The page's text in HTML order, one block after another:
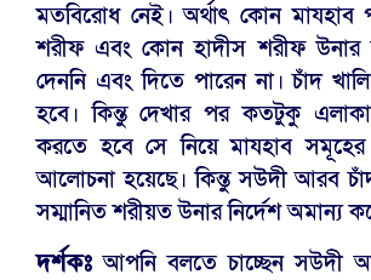
মতবিরোধ নেই। অর্থাৎ কোন মাযহাব
শরীফ এবং কোন হাদীস শরীফ উনার
দেননি এবং দিতে পারেন না। চাঁদ
হবে। কিন্তু দেখার পর কতটুকু
করতে হবে সে নিয়ে মাযহাব সমূহের
আলোচনা হয়েছে। কিন্তু সউদী আরব চাঁদ
সম্মানিত শরীয়ত উনার নির্দেশ অমান্য
দর্শকঃ আপনি বলতে চাচ্ছেন সউদী